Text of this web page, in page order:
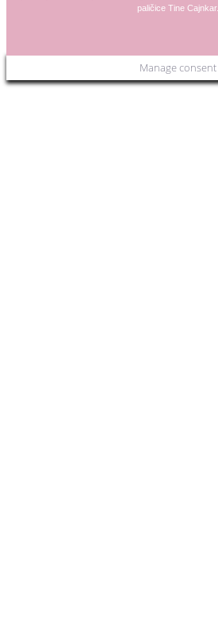
paličice Tine Cajnkar.
Manage consent